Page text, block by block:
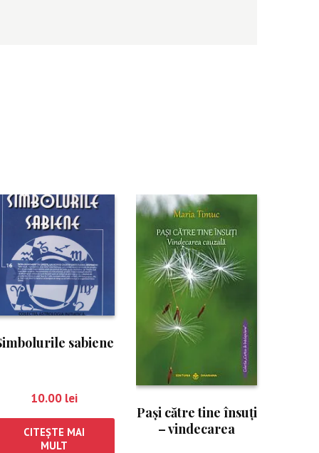
sabiene
10.00 lei
CITEȘTE MAI
MULT
Paşi către tine însuţi
– vindecarea